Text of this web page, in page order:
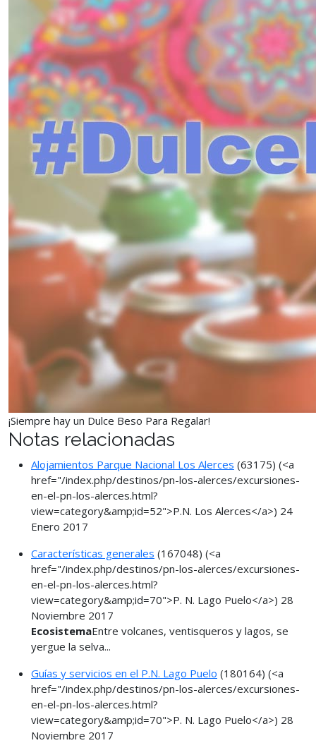
¡Siempre hay un Dulce Beso Para Regalar!
Notas relacionadas
Alojamientos Parque Nacional Los Alerces (63175) (<a
href="/index.php/destinos/pn-los-alerces/excursiones-
en-el-pn-los-alerces.html?
view=category&amp;id=52">P.N. Los Alerces</a>) 24
Enero 2017
Características generales (167048) (<a
href="/index.php/destinos/pn-los-alerces/excursiones-
en-el-pn-los-alerces.html?
view=category&amp;id=70">P. N. Lago Puelo</a>) 28
Noviembre 2017
EcosistemaEntre volcanes, ventisqueros y lagos, se
yergue la selva...
Guías y servicios en el P.N. Lago Puelo (180164) (<a
href="/index.php/destinos/pn-los-alerces/excursiones-
en-el-pn-los-alerces.html?
view=category&amp;id=70">P. N. Lago Puelo</a>) 28
Noviembre 2017